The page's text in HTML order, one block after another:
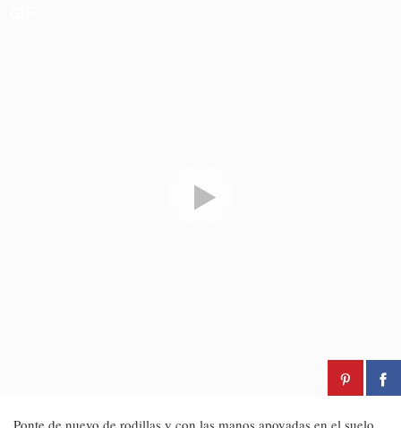
Ponte de nuevo de rodillas y con las manos apoyadas en el suelo.